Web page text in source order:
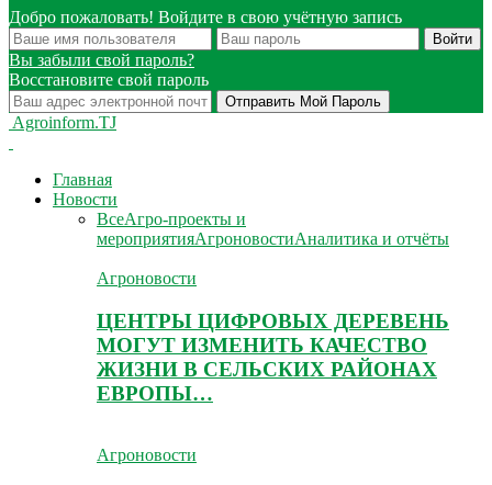
Добро пожаловать! Войдите в свою учётную запись
Вы забыли свой пароль?
Восстановите свой пароль
Agroinform.TJ
Главная
Новости
ВсеАгро-проекты и
мероприятияАгроновостиАналитика и отчёты
Агроновости
ЦЕНТРЫ ЦИФРОВЫХ ДЕРЕВЕНЬ
МОГУТ ИЗМЕНИТЬ КАЧЕСТВО
ЖИЗНИ В СЕЛЬСКИХ РАЙОНАХ
ЕВРОПЫ…
Агроновости